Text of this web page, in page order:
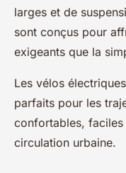
larges et de
sont conçus pour
exigeants que la
Les vélos
parfaits pour les
confortables,
circulation urbaine.